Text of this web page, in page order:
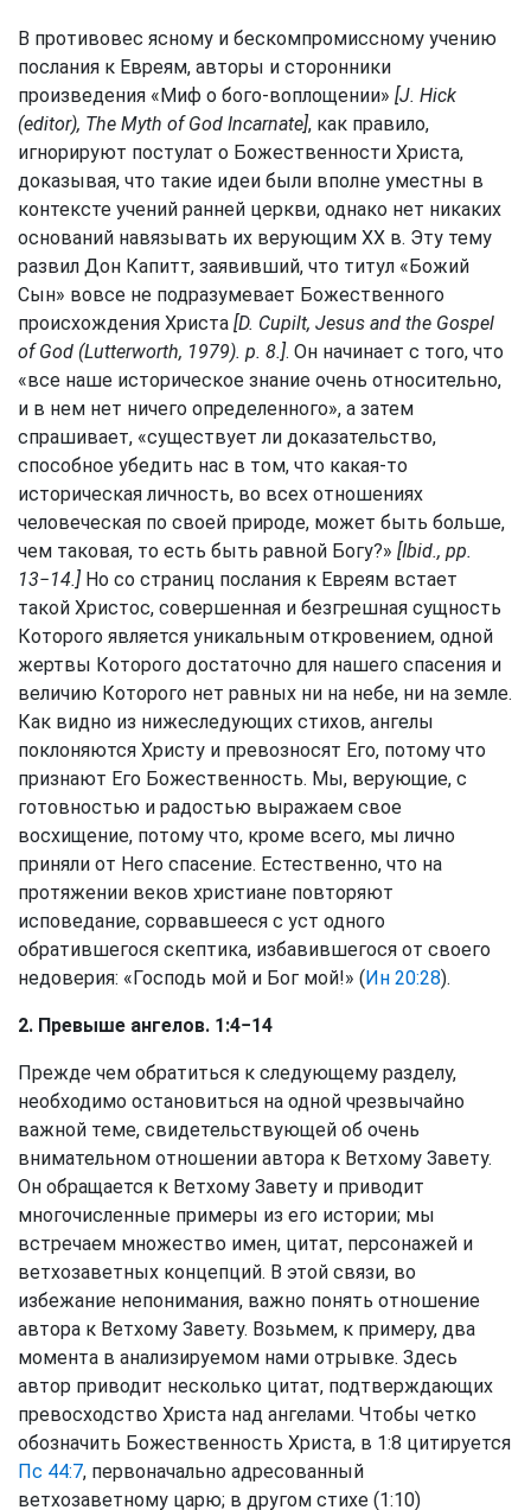
В противовес ясному и бескомпромиссному учению
послания к Евреям, авторы и сторонники
произведения «Миф о бого-воплощении» [J. Hick
(editor), The Myth of God Incarnate], как правило,
игнорируют постулат о Божественности Христа,
доказывая, что такие идеи были вполне уместны в
контексте учений ранней церкви, однако нет никаких
оснований навязывать их верующим XX в. Эту тему
развил Дон Капитт, заявивший, что титул «Божий
Сын» вовсе не подразумевает Божественного
происхождения Христа [D. Cupilt, Jesus and the Gospel
of God (Lutterworth, 1979). p. 8.]. Он начинает с того, что
«все наше историческое знание очень относительно,
и в нем нет ничего определенного», а затем
спрашивает, «существует ли доказательство,
способное убедить нас в том, что какая-то
историческая личность, во всех отношениях
человеческая по своей природе, может быть больше,
чем таковая, то есть быть равной Богу?» [Ibid., pp.
13−14.] Но со страниц послания к Евреям встает
такой Христос, совершенная и безгрешная сущность
Которого является уникальным откровением, одной
жертвы Которого достаточно для нашего спасения и
величию Которого нет равных ни на небе, ни на земле.
Как видно из нижеследующих стихов, ангелы
поклоняются Христу и превозносят Его, потому что
признают Его Божественность. Мы, верующие, с
готовностью и радостью выражаем свое
восхищение, потому что, кроме всего, мы лично
приняли от Него спасение. Естественно, что на
протяжении веков христиане повторяют
исповедание, сорвавшееся с уст одного
обратившегося скептика, избавившегося от своего
недоверия: «Господь мой и Бог мой!» (Ин 20:28).
2. Превыше ангелов. 1:4−14
Прежде чем обратиться к следующему разделу,
необходимо остановиться на одной чрезвычайно
важной теме, свидетельствующей об очень
внимательном отношении автора к Ветхому Завету.
Он обращается к Ветхому Завету и приводит
многочисленные примеры из его истории; мы
встречаем множество имен, цитат, персонажей и
ветхозаветных концепций. В этой связи, во
избежание непонимания, важно понять отношение
автора к Ветхому Завету. Возьмем, к примеру, два
момента в анализируемом нами отрывке. Здесь
автор приводит несколько цитат, подтверждающих
превосходство Христа над ангелами. Чтобы четко
обозначить Божественность Христа, в 1:8 цитируется
Пс 44:7, первоначально адресованный
ветхозаветному царю; в другом стихе (1:10)